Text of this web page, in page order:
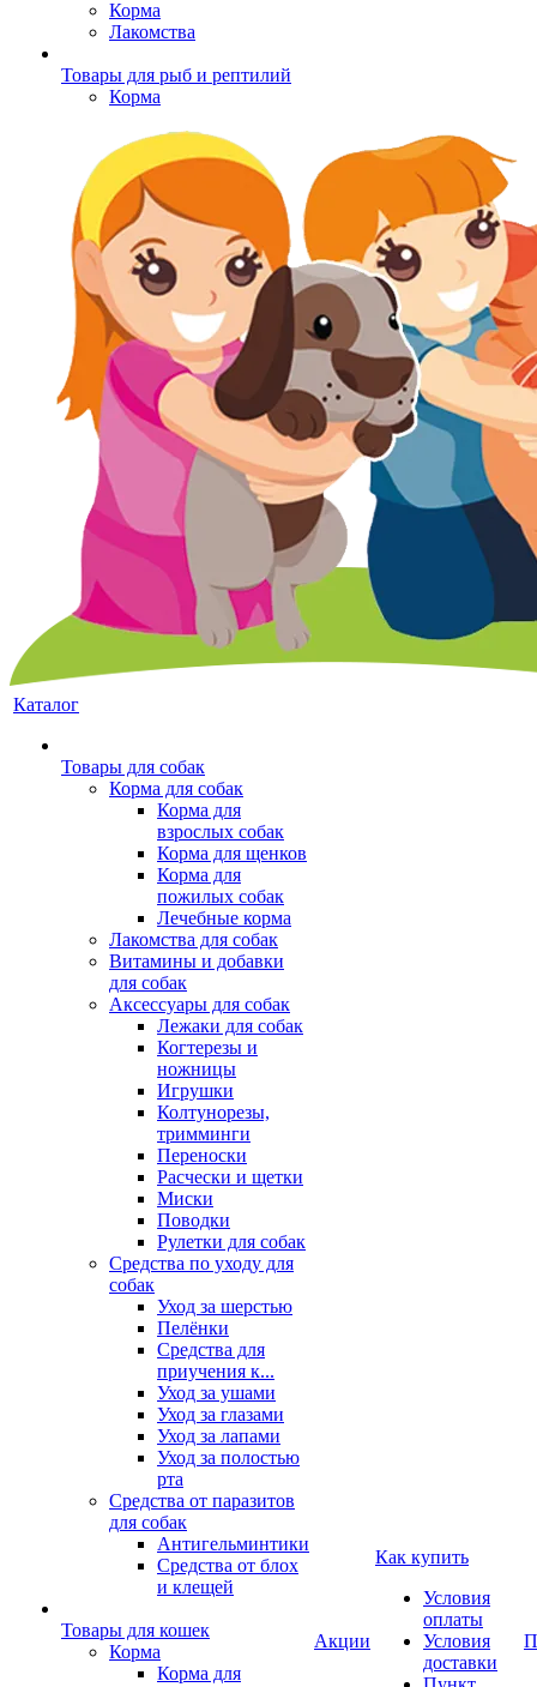
Корма
Лакомства
Товары для рыб и рептилий
Корма
Каталог
Товары для собак
Корма для собак
Корма для
взрослых собак
Корма для щенков
Корма для
пожилых собак
Лечебные корма
Лакомства для собак
Витамины и добавки
для собак
Аксессуары для собак
Лежаки для собак
Когтерезы и
ножницы
Игрушки
Колтунорезы,
тримминги
Переноски
Расчески и щетки
Миски
Поводки
Рулетки для собак
Средства по уходу для
собак
Уход за шерстью
Пелёнки
Средства для
приучения к...
Уход за ушами
Уход за глазами
Уход за лапами
Уход за полостью
рта
Средства от паразитов
для собак
Антигельминтики
Средства от блох
и клещей
Товары для кошек
Корма
Корма для
Акции
Как купить
Условия
оплаты
Условия
доставки